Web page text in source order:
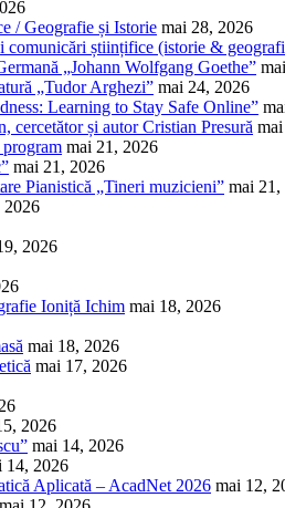
/ Geografie și Istorie mai 28, 2026
comunicări științifice (istorie &
„Johann Wolfgang Goethe”
„Tudor Arghezi” mai 24, 2026
Learning to Stay Safe Online”
cercetător și autor Cristian Presură
mai 21, 2026
mai 21, 2026
Pianistică „Tineri muzicieni” mai 21,
2026
2026
Ioniță Ichim mai 18, 2026
mai 18, 2026
mai 17, 2026
2026
mai 14, 2026
14, 2026
Aplicată – AcadNet 2026 mai 12,